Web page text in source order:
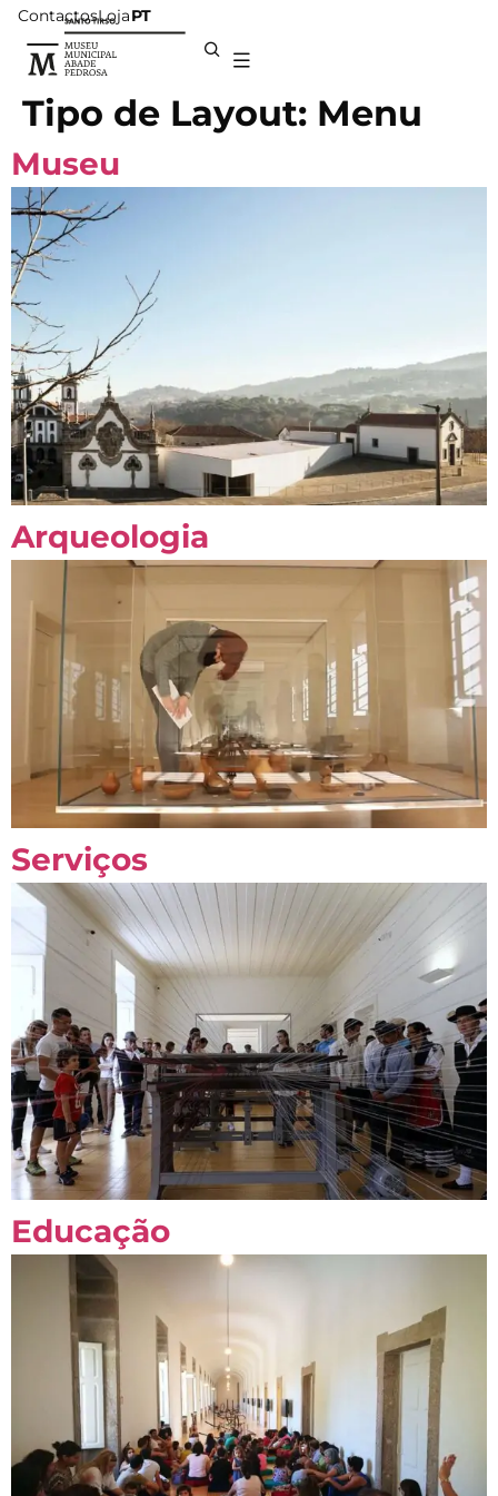
ContactosLojaPT
Tipo de Layout: Menu
Museu
Arqueologia
Serviços
Educação